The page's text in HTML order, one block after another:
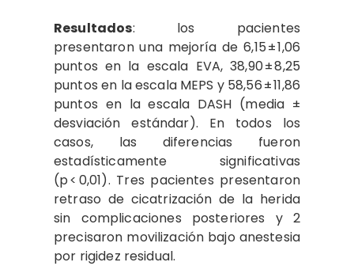
Resultados: los pacientes
presentaron una mejoría de 6,15 ± 1,06
puntos en la escala EVA, 38,90 ± 8,25
puntos en la escala MEPS y 58,56 ± 11,86
puntos en la escala DASH (media ±
desviación estándar). En todos los
casos, las diferencias fueron
estadísticamente significativas
(p < 0,01). Tres pacientes presentaron
retraso de cicatrización de la herida
sin complicaciones posteriores y 2
precisaron movilización bajo anestesia
por rigidez residual.